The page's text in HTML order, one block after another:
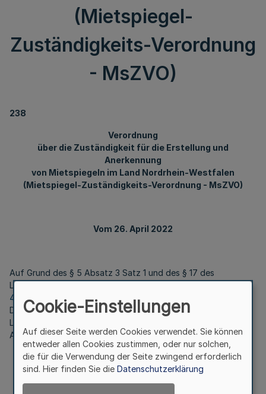
(Mietspiegel-
Zuständigkeits-Verordnung
- MsZVO)
238
Verordnung
über die Zuständigkeit für die Erstellung und
Anerkennung
von Mietspiegeln im Land Nordrhein-Westfalen
(Mietspiegel-Zuständigkeits-Verordnung - MsZVO)
Vom 26. April 2022
Auf Grund des § 5 Absatz 3 Satz 1 und des § 17 des
Landesorganisationsgesetzes vom 10. Juli 1962 (
421
), zuletzt geändert durch Artikel 1 des Gesetzes vom 17.
Dezember 2020 (GV.NRW. S. 1238), verordnet die
Landesregierung nach Anhörung des fachlich zuständigen
Ausschusses des Landtags:
Cookie-Einstellungen
Auf dieser Seite werden Cookies verwendet. Sie können
entweder allen Cookies zustimmen, oder nur solchen,
die für die Verwendung der Seite zwingend erforderlich
sind. Hier finden Sie die Datenschutzerklärung